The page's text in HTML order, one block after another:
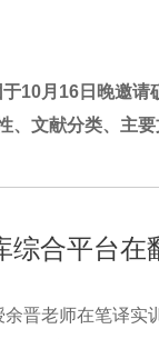
10月16日晚邀
文献分类、主
合平台在
晋老师在笔译